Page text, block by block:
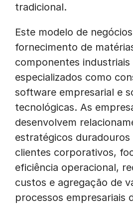
tradicional.
Este modelo de
fornecimento de
componentes
especializados como
software empresarial e
tecnológicas. As
desenvolvem
estratégicos duradouros
clientes corporativos,
eficiência operacional,
custos e agregação de
processos empresariais